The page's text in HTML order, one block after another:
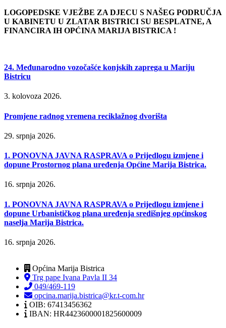
LOGOPEDSKE VJEŽBE ZA DJECU S NAŠEG PODRUČJA
U KABINETU U ZLATAR BISTRICI SU BESPLATNE, A
FINANCIRA IH OPĆINA MARIJA BISTRICA !
24. Međunarodno vozočašće konjskih zaprega u Mariju
Bistricu
3. kolovoza 2026.
Promjene radnog vremena reciklažnog dvorišta
29. srpnja 2026.
1. PONOVNA JAVNA RASPRAVA o Prijedlogu izmjene i
dopune Prostornog plana uređenja Općine Marija Bistrica.
16. srpnja 2026.
1. PONOVNA JAVNA RASPRAVA o Prijedlogu izmjene i
dopune Urbanističkog plana uređenja središnjeg općinskog
naselja Marija Bistrica.
16. srpnja 2026.
Općina Marija Bistrica
Trg pape Ivana Pavla II 34
049/469-119
opcina.marija.bistrica@kr.t-com.hr
OIB: 67413456362
IBAN: HR4423600001825600009